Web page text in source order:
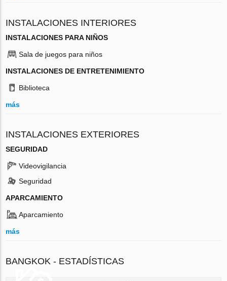
INSTALACIONES INTERIORES
INSTALACIONES PARA NIÑOS
Sala de juegos para niños
INSTALACIONES DE ENTRETENIMIENTO
Biblioteca
más
INSTALACIONES EXTERIORES
SEGURIDAD
Videovigilancia
Seguridad
APARCAMIENTO
Aparcamiento
más
BANGKOK - ESTADÍSTICAS